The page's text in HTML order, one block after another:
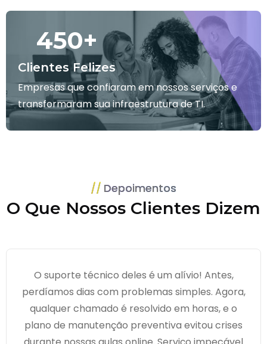
Clientes Felizes
450+
Empresas que confiaram em nossos serviços e
transformaram sua infraestrutura de TI.
Depoimentos
O Que Nossos Clientes Dizem
O suporte técnico deles é um alívio! Antes,
perdíamos dias com problemas simples. Agora,
qualquer chamado é resolvido em horas, e o
plano de manutenção preventiva evitou crises